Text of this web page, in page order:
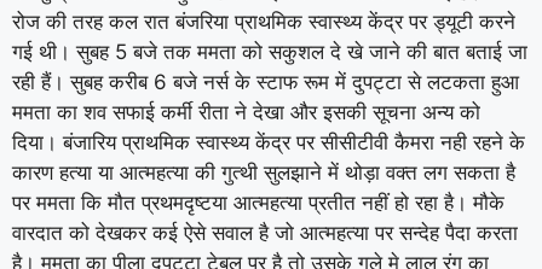
रोज की तरह कल रात बंजरिया प्राथमिक स्वास्थ्य केंद्र पर ड्यूटी करने
गई थी। सुबह 5 बजे तक ममता को सकुशल दे खे जाने की बात बताई जा
रही हैं। सुबह करीब 6 बजे नर्स के स्टाफ रूम में दुपट्टा से लटकता हुआ
ममता का शव सफाई कर्मी रीता ने देखा और इसकी सूचना अन्य को
दिया। बंजारिय प्राथमिक स्वास्थ्य केंद्र पर सीसीटीवी कैमरा नही रहने के
कारण हत्या या आत्महत्या की गुत्थी सुलझाने में थोड़ा वक्त लग सकता है
पर ममता कि मौत प्रथमदृष्टया आत्महत्या प्रतीत नहीं हो रहा है। मौके
वारदात को देखकर कई ऐसे सवाल है जो आत्महत्या पर सन्देह पैदा करता
है। ममता का पीला दुपट्टा टेबुल पर है तो उसके गले मे लाल रंग का